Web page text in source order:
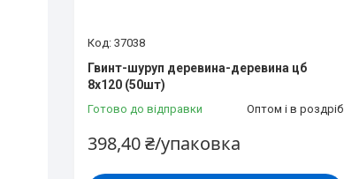
37038
Гвинт-шуруп деревина-деревина цб
8х120 (50шт)
Готово до відправки Оптом і в роздріб
398,40 ₴/упаковка